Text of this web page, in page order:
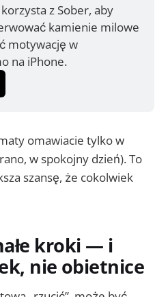
z Sober, aby
kamienie milowe
motywację w
na iPhone.
omawiacie tylko w
w spokojny dzień). To
szansę, że cokolwiek
kroki — i
nie obietnice